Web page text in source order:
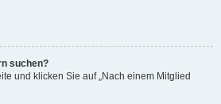
suchen?
und klicken Sie auf „Nach einem Mitglied